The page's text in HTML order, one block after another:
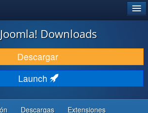
Joomla! Downloads
Descargar
Launch
Descargas Extensiones